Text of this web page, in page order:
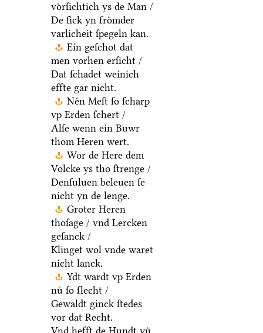
voͤrſichtich ys de Man /
De ſick yn froͤmder
varlicheit ſpegeln kan.
Ein geſchot dat
men vorhen erſicht /
Dat ſchadet weinich
effte gar nicht.
Neͤn Meſt ſo ſcharp
vp Erden ſchert /
Alſe wenn ein Buwr
thom Heren wert.
Wor de Here dem
Volcke ys tho ſtrenge /
Denſuluen beleuen ſe
nicht yn de lenge.
Groter Heren
thoſage / vnd Lercken
geſanck /
Klinget wol vnde waret
nicht lanck.
Ydt wardt vp Erden
nuͤ ſo ſlecht /
Gewaldt ginck ſtedes
vor dat Recht.